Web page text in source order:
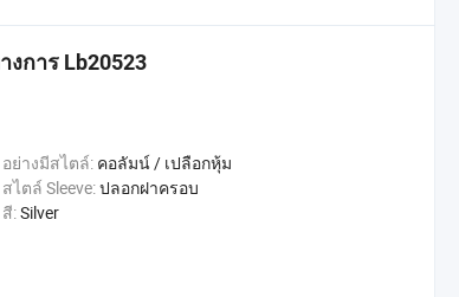
การ Lb20523
อย่างมีสไตล์: คอลัมน์ / เปลือกหุ้ม
สไตล์ Sleeve:ปลอกฝาครอบ
สี:Silver